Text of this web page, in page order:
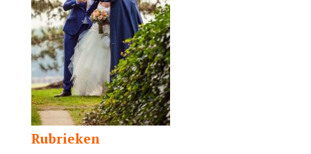
Rubrieken